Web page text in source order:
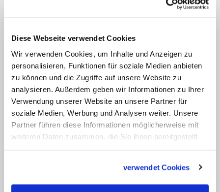
Diese Webseite verwendet Cookies
Wir verwenden Cookies, um Inhalte und Anzeigen zu
personalisieren, Funktionen für soziale Medien anbieten
zu können und die Zugriffe auf unsere Website zu
analysieren. Außerdem geben wir Informationen zu Ihrer
Verwendung unserer Website an unsere Partner für
soziale Medien, Werbung und Analysen weiter. Unsere
Partner führen diese Informationen möglicherweise mit
weiteren Daten zusammen, die Sie ihnen bereitgestellt
verwendet Cookies
Luzia (Lucia)
13.12
Ottilia (Ottilie, Odilia, Odile)
Namenspatrone am 13.12
13.12
Edburga (Edda)